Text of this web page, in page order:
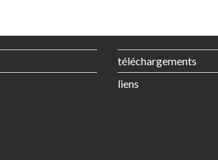
téléchargements
liens